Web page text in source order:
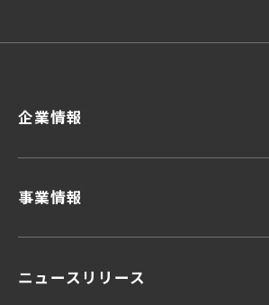
企業情報
事業情報
顧客データ＆インサイト
ニュースリリース